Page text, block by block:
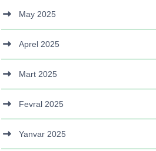
May 2025
Aprel 2025
Mart 2025
Fevral 2025
Yanvar 2025